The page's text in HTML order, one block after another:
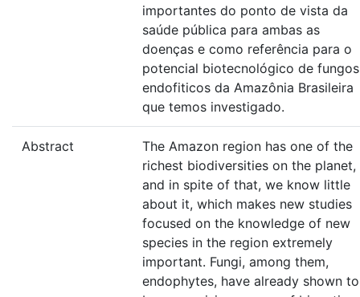
importantes do ponto de vista da
saúde pública para ambas as
doenças e como referência para o
potencial biotecnológico de fungos
endofiticos da Amazônia Brasileira
que temos investigado.
Abstract
The Amazon region has one of the
richest biodiversities on the planet,
and in spite of that, we know little
about it, which makes new studies
focused on the knowledge of new
species in the region extremely
important. Fungi, among them,
endophytes, have already shown to